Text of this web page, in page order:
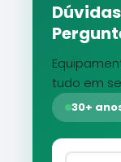
tudo em
30+